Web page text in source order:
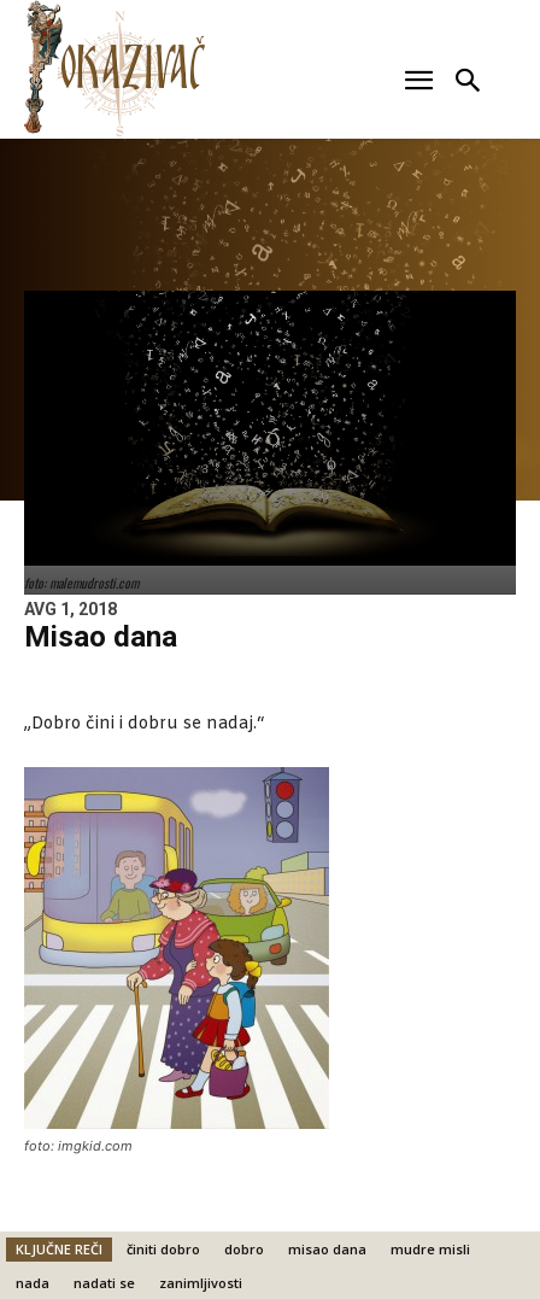
foto: malemudrosti.com
AVG 1, 2018
Misao dana
„Dobro čini i dobru se nadaj.“
foto: imgkid.com
KLJUČNE REČI činiti dobro dobro misao dana
mudre misli
nada
nadati se zanimljivosti